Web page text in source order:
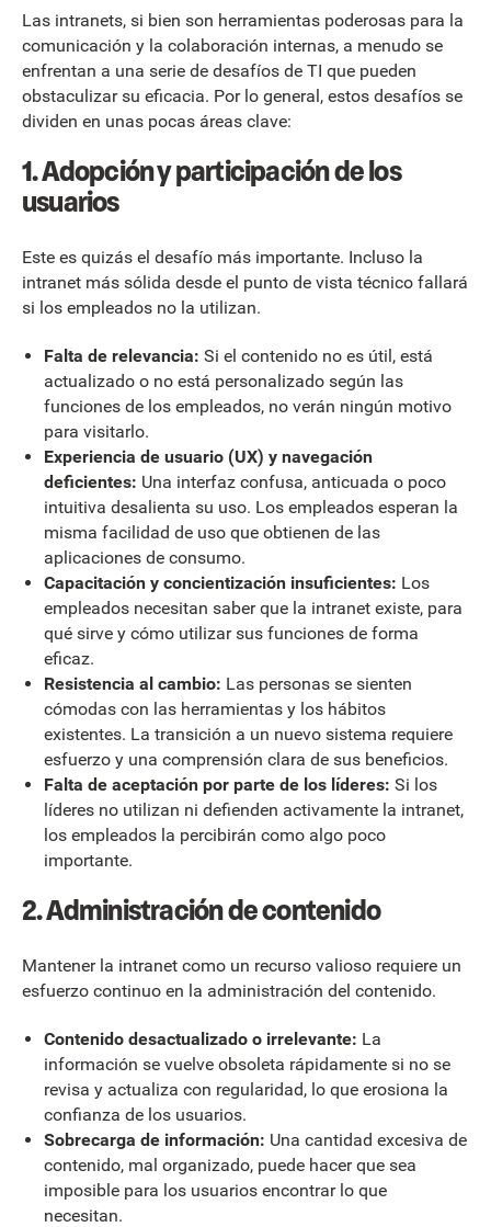
Las intranets, si bien son herramientas poderosas para la
comunicación y la colaboración internas, a menudo se
enfrentan a una serie de desafíos de TI que pueden
obstaculizar su eficacia. Por lo general, estos desafíos se
dividen en unas pocas áreas clave:
1. Adopción y participación de los
usuarios
Este es quizás el desafío más importante. Incluso la
intranet más sólida desde el punto de vista técnico fallará
si los empleados no la utilizan.
Falta de relevancia: Si el contenido no es útil, está
actualizado o no está personalizado según las
funciones de los empleados, no verán ningún motivo
para visitarlo.
Experiencia de usuario (UX) y navegación
deficientes: Una interfaz confusa, anticuada o poco
intuitiva desalienta su uso. Los empleados esperan la
misma facilidad de uso que obtienen de las
aplicaciones de consumo.
Capacitación y concientización insuficientes: Los
empleados necesitan saber que la intranet existe, para
qué sirve y cómo utilizar sus funciones de forma
eficaz.
Resistencia al cambio: Las personas se sienten
cómodas con las herramientas y los hábitos
existentes. La transición a un nuevo sistema requiere
esfuerzo y una comprensión clara de sus beneficios.
Falta de aceptación por parte de los líderes: Si los
líderes no utilizan ni defienden activamente la intranet,
los empleados la percibirán como algo poco
importante.
2. Administración de contenido
Mantener la intranet como un recurso valioso requiere un
esfuerzo continuo en la administración del contenido.
Contenido desactualizado o irrelevante: La
información se vuelve obsoleta rápidamente si no se
revisa y actualiza con regularidad, lo que erosiona la
confianza de los usuarios.
Sobrecarga de información: Una cantidad excesiva de
contenido, mal organizado, puede hacer que sea
imposible para los usuarios encontrar lo que
necesitan.